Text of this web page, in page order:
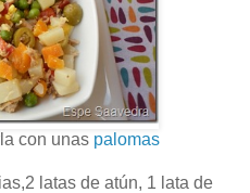
con unas palomas
latas de atún, 1 lata de